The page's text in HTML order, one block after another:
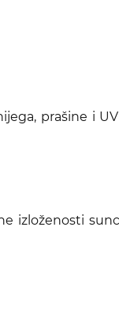
prašine i
izloženosti